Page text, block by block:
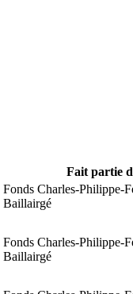
Fait partie
Fonds Charles-Philippe-
Baillairgé
Fonds Charles-Philippe-
Baillairgé